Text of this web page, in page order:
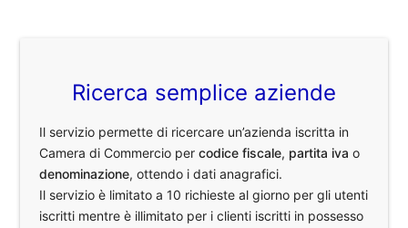
Ricerca semplice aziende
Il servizio permette di ricercare un’azienda iscritta in
Camera di Commercio percodice fiscale, partita iva o
denominazione, ottendo i dati anagrafici.
Il servizio è limitato a 10 richieste al giorno per gli utenti
iscritti mentre è illimitato per i clienti iscritti in possesso